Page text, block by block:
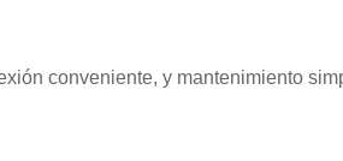
conveniente, y mantenimiento